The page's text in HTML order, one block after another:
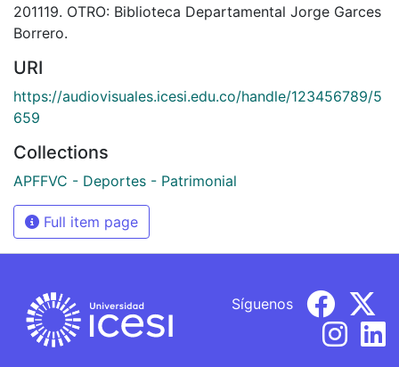
201119. OTRO: Biblioteca Departamental Jorge Garces
Borrero.
URI
https://audiovisuales.icesi.edu.co/handle/123456789/5
659
Collections
APFFVC - Deportes - Patrimonial
Full item page
Síguenos